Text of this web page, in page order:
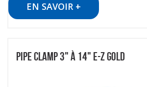
EN SAVOIR +
PIPE CLAMP 3" À 14" E-Z GOLD